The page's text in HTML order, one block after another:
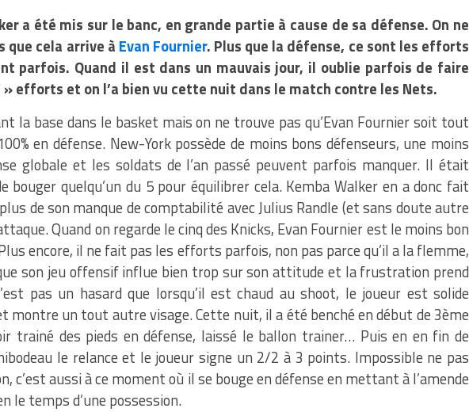
a été mis sur le banc, en grande partie à cause de sa défense. On ne
que cela arrive à Evan Fournier. Plus que la défense, ce sont les efforts
parfois. Quand il est dans un mauvais jour, il oublie parfois de faire
efforts et on l’a bien vu cette nuit dans le match contre les Nets.
la base dans le basket mais on ne trouve pas qu’Evan Fournier soit tout
en défense. New-York possède de moins bons défenseurs, une moins
globale et les soldats de l’an passé peuvent parfois manquer. Il était
bouger quelqu’un du 5 pour équilibrer cela. Kemba Walker en a donc fait
de son manque de comptabilité avec Julius Randle (et sans doute autre
Quand on regarde le cinq des Knicks, Evan Fournier est le moins bon
encore, il ne fait pas les efforts parfois, non pas parce qu’il a la flemme,
son jeu offensif influe bien trop sur son attitude et la frustration prend
pas un hasard que lorsqu’il est chaud au shoot, le joueur est solide
montre un tout autre visage. Cette nuit, il a été benché en début de 3ème
trainé des pieds en défense, laissé le ballon trainer… Puis en en fin de
le relance et le joueur signe un 2/2 à 3 points. Impossible ne pas
c’est aussi à ce moment où il se bouge en défense en mettant à l’amende
le temps d’une possession.